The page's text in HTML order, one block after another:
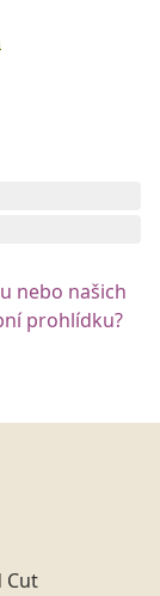
nebo našich
prohlídku?
Cut